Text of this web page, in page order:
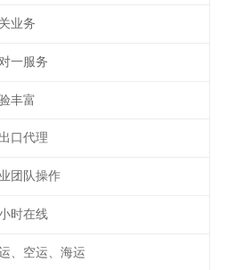
业务
一服务
丰富
口代理
团队操作
时在线
、空运、海运